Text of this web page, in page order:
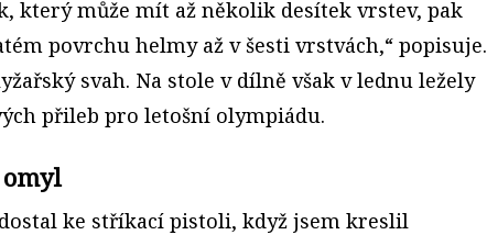
který může mít až několik desítek vrstev, pak
povrchu helmy až v šesti vrstvách,“ popisuje.
svah. Na stole v dílně však v lednu ležely
přileb pro letošní olympiádu.
omyl
dostal ke stříkací pistoli, když jsem kreslil